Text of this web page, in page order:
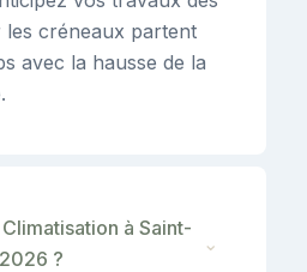
les créneaux partent
avec la hausse de la
à Saint-
?
⌄